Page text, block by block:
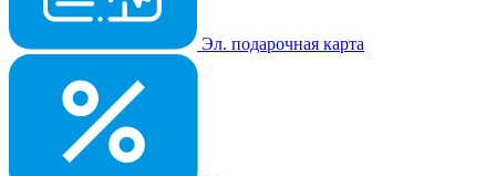
Эл. подарочная карта